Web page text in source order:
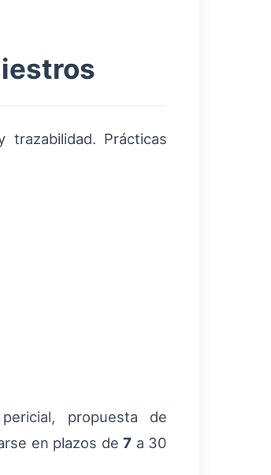
Prácticas
propuesta de
en plazos de7 a 30